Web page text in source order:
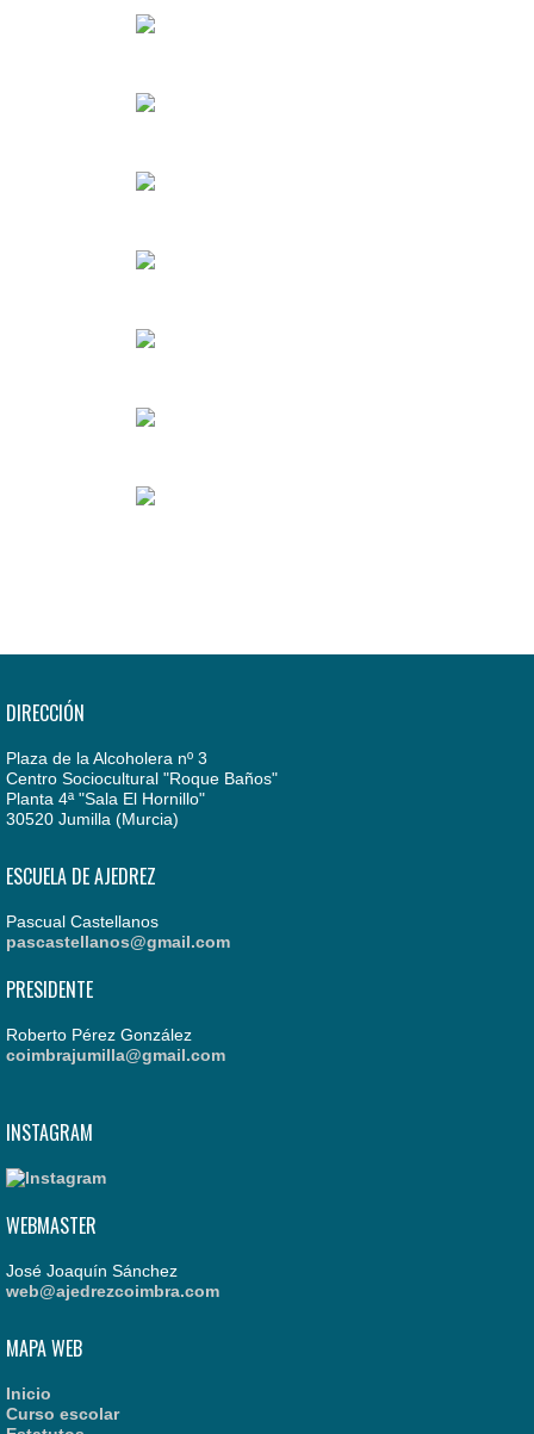
DIRECCIÓN
Plaza de la Alcoholera nº 3
Centro Sociocultural "Roque Baños"
Planta 4ª "Sala El Hornillo"
30520 Jumilla (Murcia)
ESCUELA DE AJEDREZ
Pascual Castellanos
pascastellanos@gmail.com
PRESIDENTE
Roberto Pérez González
coimbrajumilla@gmail.com
INSTAGRAM
WEBMASTER
José Joaquín Sánchez
web@ajedrezcoimbra.com
MAPA WEB
Inicio
Curso escolar